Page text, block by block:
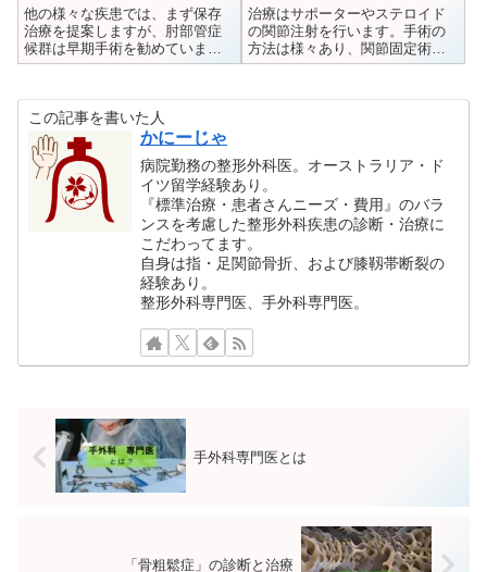
他の様々な疾患では、まず保存
治療を提案しますが、肘部管症
候群は早期手術を勧めていま
す。肘を曲げていくと肘部管の
を深く曲げない様に日常生活で
は注意してもらいます
治療はサポーターやステロイド
の関節注射を行います。手術の
方法は様々あり、関節固定術、
切除関節形成術、大菱形骨全摘
この記事を書いた人
かにーじゃ
病院勤務の整形外科医。オーストラリア・ド
イツ留学経験あり。
『標準治療・患者さんニーズ・費用』のバラ
ンスを考慮した整形外科疾患の診断・治療に
こだわってます。
自身は指・足関節骨折、および膝靱帯断裂の
経験あり。
整形外科専門医、手外科専門医。
手外科専門医とは
「骨粗鬆症」の診断と治療